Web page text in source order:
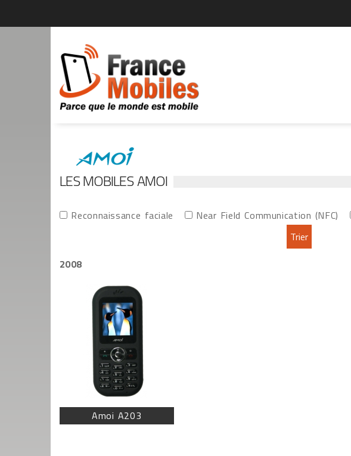
LES MOBILES AMOI
Reconnaissance faciale Near Field Communication (NFC)
2008
Amoi A203